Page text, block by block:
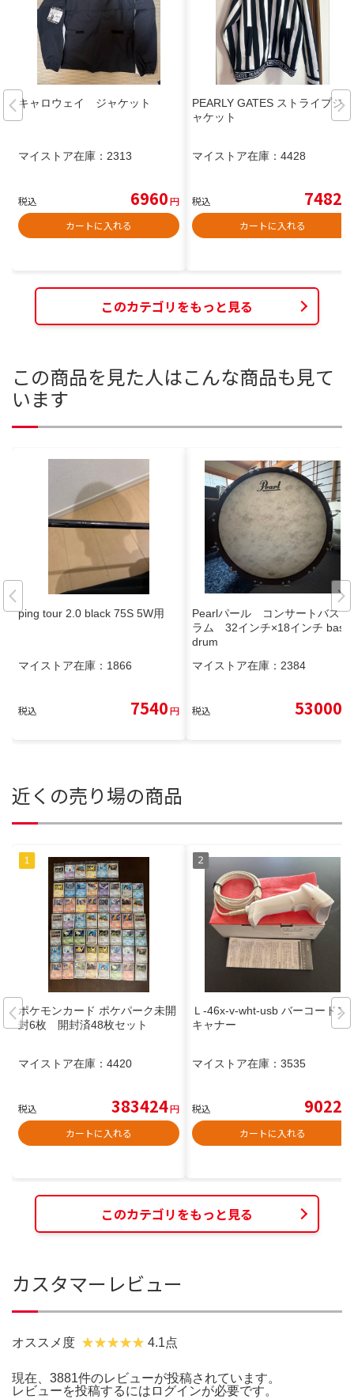
キャロウェイ ジャケット
マイストア在庫： 2313
税込 6960円
カートに入れる
PEARLY GATES ストライプジ
ャケット
マイストア在庫： 4428
税込 7482
カートに入れる
このカテゴリをもっと見る
この商品を見た人はこんな商品も見て
います
ping tour 2.0 black 75S 5W用
マイストア在庫： 1866
税込 7540円
Pearlパール コンサートバスド
ラム 32インチ×18インチ bass
drum
マイストア在庫： 2384
税込 53000
近くの売り場の商品
ポケモンカード ポケパーク未開
封6枚 開封済48枚セット
マイストア在庫： 4420
税込 383424円
カートに入れる
Ｌ-46x-v-wht-usb バーコードス
キャナー
マイストア在庫： 3535
税込 9022
カートに入れる
このカテゴリをもっと見る
カスタマーレビュー
オススメ度 4.1点
現在、3881件のレビューが投稿されています。
レビューを投稿するには ログインが必要です。